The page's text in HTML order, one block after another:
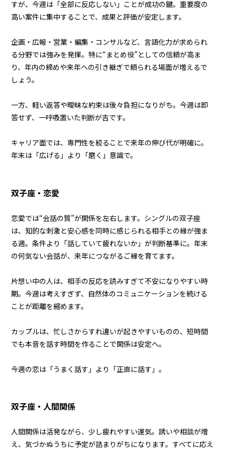
すが、今週は「全部に反応しない」ことが成功の鍵。重要度の
高い案件に集中することで、成果と評価が安定します。
企画・広報・営業・編集・コンサルなど、言語化力が求められ
る分野では強みを発揮。特に“まとめ役”としての信頼が高ま
り、年内の締めや来年への引き継ぎで頼られる場面が増えるで
しょう。
一方、軽い返答や曖昧な約束は後々負担になりがち。今週は即
答せず、一呼吸置いた判断が吉です。
キャリア面では、専門性を絞ることで来年の伸び代が明確に。
年末は「広げる」より「磨く」意識で。
双子座・恋愛
恋愛では“会話の質”が関係を左右します。シングルの双子座
は、知的な刺激と安心感を同時に感じられる相手との縁が強ま
る週。条件より「話していて疲れないか」が判断基準に。年末
の何気ない会話が、来年につながるご縁を育てます。
片想い中の人は、相手の反応を読みすぎて不安になりやすい時
期。今週は考えすぎず、自然体のコミュニケーションを続ける
ことが距離を縮めます。
カップルは、忙しさからすれ違いが起きやすいものの、短時間
でも本音を話す時間を作ることで関係は安定へ。
今週の恋は「うまく話す」より「正直に話す」。
双子座・人間関係
人間関係は活発ながら、少し疲れやすい運気。誘いや相談が増
え、気づかぬうちに予定が詰まりがちになります。すべてに応え